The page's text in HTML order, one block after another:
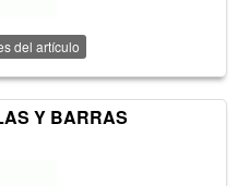
del artículo
Y BARRAS